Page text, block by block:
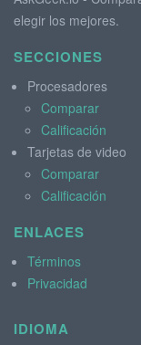
elegir los mejores.
SECCIONES
Procesadores
Comparar
Calificación
Tarjetas de video
Comparar
Calificación
ENLACES
Términos
Privacidad
IDIOMA